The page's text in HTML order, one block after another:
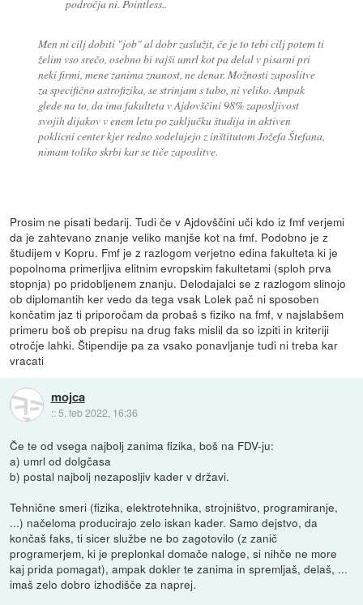
področja ni. Pointless..
Men ni cilj dobiti "job" al dobr zaslužit, če je to tebi cilj potem ti
želim vso srečo, osebno bi rajši umrl kot pa delal v pisarni pri
neki firmi, mene zanima znanost, ne denar. Možnosti zaposlitve
za specifično astrofizika, se strinjam s tabo, ni veliko. Ampak
glede na to, da ima fakulteta v Ajdovščini 98% zaposljivost
svojih dijakov v enem letu po zaključku študija in aktiven
poklicni center kjer redno sodelujejo z inštitutom Jožefa Štefana,
nimam toliko skrbi kar se tiče zaposlitve.
Prosim ne pisati bedarij. Tudi če v Ajdovščini uči kdo iz fmf verjemi
da je zahtevano znanje veliko manjše kot na fmf. Podobno je z
študijem v Kopru. Fmf je z razlogom verjetno edina fakulteta ki je
popolnoma primerljiva elitnim evropskim fakultetami (sploh prva
stopnja) po pridobljenem znanju. Delodajalci se z razlogom slinojo
ob diplomantih ker vedo da tega vsak Lolek pač ni sposoben
končatim jaz ti priporočam da probaš s fiziko na fmf, v najslabšem
primeru boš ob prepisu na drug faks mislil da so izpiti in kriteriji
otročje lahki. Štipendije pa za vsako ponavljanje tudi ni treba kar
vracati
mojca
:: 5. feb 2022, 16:36
Če te od vsega najbolj zanima fizika, boš na FDV-ju:
a) umrl od dolgčasa
b) postal najbolj nezaposljiv kader v državi.
Tehnične smeri (fizika, elektrotehnika, strojništvo, programiranje,
...) načeloma producirajo zelo iskan kader. Samo dejstvo, da
končaš faks, ti sicer službe ne bo zagotovilo (z zanič
programerjem, ki je preplonkal domače naloge, si nihče ne more
kaj prida pomagat), ampak dokler te zanima in spremljaš, delaš, ...
imaš zelo dobro izhodišče za naprej.